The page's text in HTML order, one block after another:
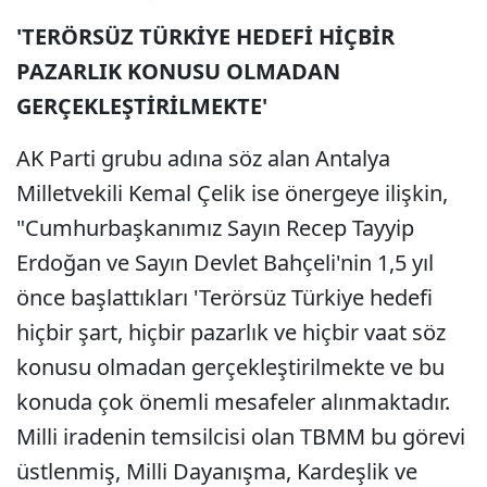
'TERÖRSÜZ TÜRKİYE HEDEFİ HİÇBİR
PAZARLIK KONUSU OLMADAN
GERÇEKLEŞTİRİLMEKTE'
AK Parti grubu adına söz alan Antalya
Milletvekili Kemal Çelik ise önergeye ilişkin,
"Cumhurbaşkanımız Sayın Recep Tayyip
Erdoğan ve Sayın Devlet Bahçeli'nin 1,5 yıl
önce başlattıkları 'Terörsüz Türkiye hedefi
hiçbir şart, hiçbir pazarlık ve hiçbir vaat söz
konusu olmadan gerçekleştirilmekte ve bu
konuda çok önemli mesafeler alınmaktadır.
Milli iradenin temsilcisi olan TBMM bu görevi
üstlenmiş, Milli Dayanışma, Kardeşlik ve